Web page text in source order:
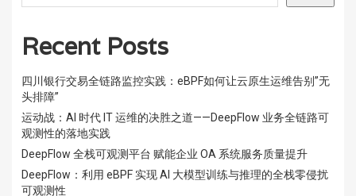
Recent Posts
四川银行交易全链路监控实践：eBPF如何让云原生运维告别”无
头排障”
运动战：AI 时代 IT 运维的决胜之道——DeepFlow 业务全链路可
观测性的落地实践
DeepFlow 全栈可观测平台 赋能企业 OA 系统服务质量提升
DeepFlow：利用 eBPF 实现 AI 大模型训练与推理的全栈零侵扰
可观测性